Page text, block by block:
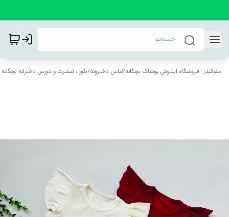
ملوکیدز | فروشگاه اینترنتی پوشاک بچگانه/لباس دخترونه/بلوز ، تیشرت و دورس دخترانه بچگانه